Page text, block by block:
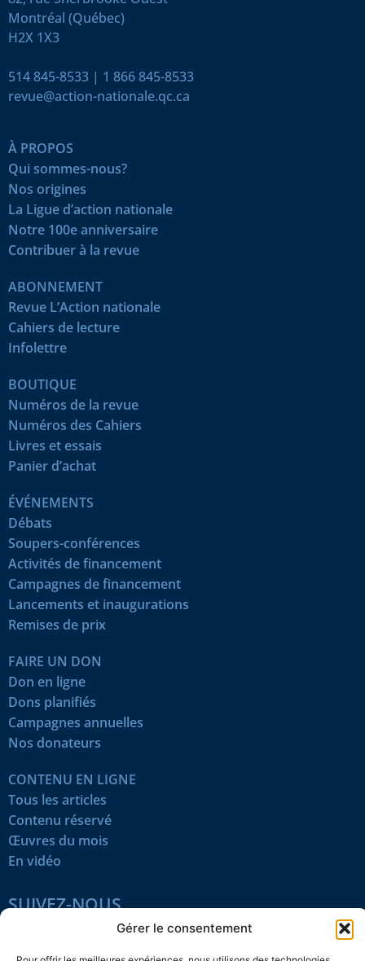
Gérer le consentement
Montréal (Québec)
H2X 1X3
514 845-8533 | 1 866 845-8533
revue@action-nationale.qc.ca
À PROPOS
Qui sommes-nous?
Nos origines
La Ligue d’action nationale
Notre 100e anniversaire
Contribuer à la revue
ABONNEMENT
Revue L’Action nationale
Cahiers de lecture
Infolettre
BOUTIQUE
Numéros de la revue
Numéros des Cahiers
Livres et essais
Panier d’achat
ÉVÉNEMENTS
Débats
Soupers-conférences
Activités de financement
Campagnes de financement
Lancements et inaugurations
Remises de prix
FAIRE UN DON
Don en ligne
Dons planifiés
Campagnes annuelles
Nos donateurs
CONTENU EN LIGNE
Tous les articles
Contenu réservé
Œuvres du mois
En vidéo
SUIVEZ-NOUS